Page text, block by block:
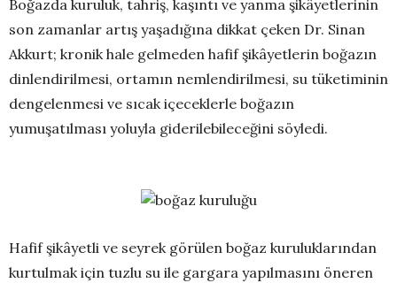
Boğazda kuruluk, tahriş, kaşıntı ve yanma şikâyetlerinin
son zamanlar artış yaşadığına dikkat çeken Dr. Sinan
Akkurt; kronik hale gelmeden hafif şikâyetlerin boğazın
dinlendirilmesi, ortamın nemlendirilmesi, su tüketiminin
dengelenmesi ve sıcak içeceklerle boğazın
yumuşatılması yoluyla giderilebileceğini söyledi.
Hafif şikâyetli ve seyrek görülen boğaz kuruluklarından
kurtulmak için tuzlu su ile gargara yapılmasını öneren